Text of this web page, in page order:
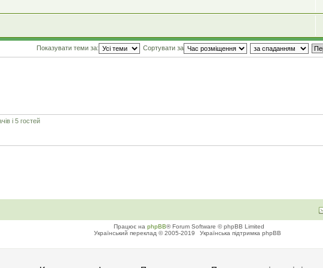
Показувати теми за: Сортувати за
і 5 гостей
Працює на phpBB® Forum Software © phpBB Limited
Український переклад © 2005-2019
Українська підтримка phpBB